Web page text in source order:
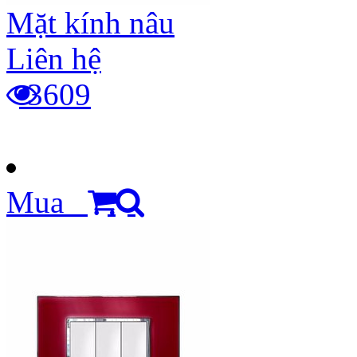
Mặt kính nâu
Liên hệ
3609
Mua